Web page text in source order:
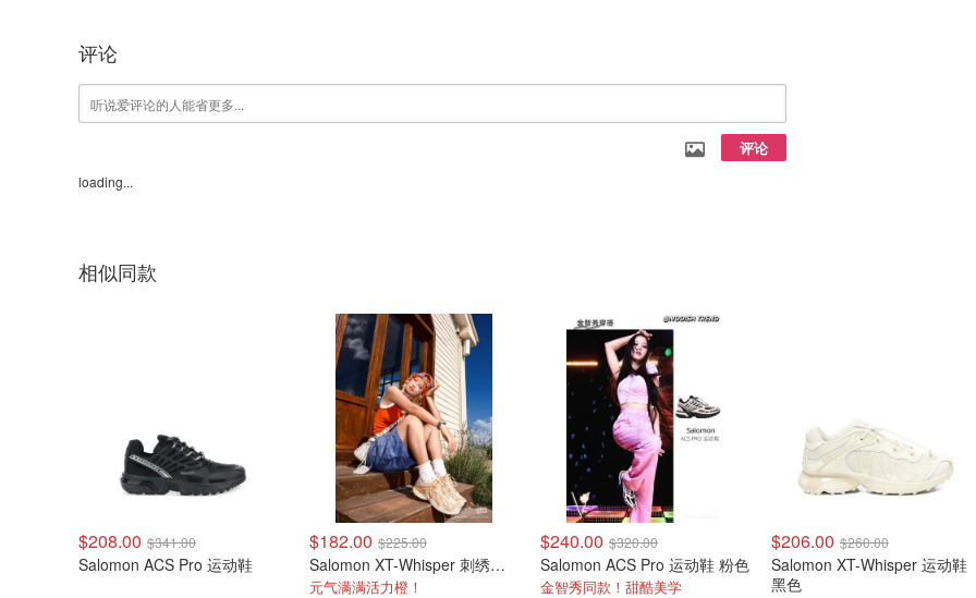
评论
评论
loading...
相似同款
$208.00 $341.00
Salomon ACS Pro 运动鞋
$182.00 $225.00
Salomon XT-Whisper 刺绣运动鞋
元气满满活力橙！
$240.00 $320.00
Salomon ACS Pro 运动鞋 粉色
金智秀同款！甜酷美学
$206.00 $260.00
Salomon XT-Whisper 运动鞋
黑色